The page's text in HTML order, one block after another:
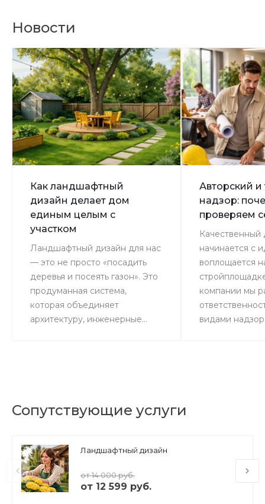
Новости
Как ландшафтный
дизайн делает дом
единым целым с
участком
Ландшафтный дизайн для нас
— это не просто «посадить
деревья и посеять газон». Это
продуманная система,
которая объединяет
архитектуру, инженерные...
Авторский и
надзор:
проверяем
Качественный
начинается с
воплощается
компании мы
видами
Сопутствующие услуги
Ландшафтный дизайн
от 14 000 руб.
от 12 599 руб.